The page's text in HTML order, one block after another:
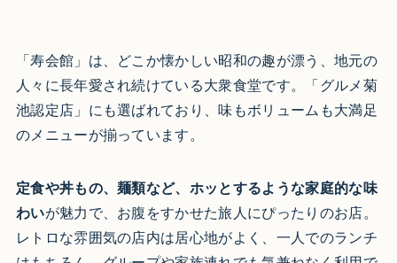
「寿会館」は、どこか懐かしい昭和の趣が漂う、地元の
人々に長年愛され続けている大衆食堂です。「グルメ菊
池認定店」にも選ばれており、味もボリュームも大満足
のメニューが揃っています。
定食や丼もの、麺類など、ホッとするような家庭的な味
わいが魅力で、お腹をすかせた旅人にぴったりのお店。
レトロな雰囲気の店内は居心地がよく、一人でのランチ